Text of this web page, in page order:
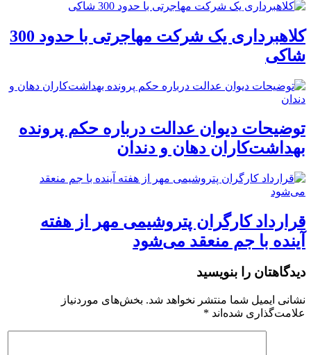
کلاهبرداری یک شرکت مهاجرتی با حدود 300
شاکی
توضیحات دیوان عدالت درباره حکم پرونده
بهداشت‌کاران دهان و دندان
قرارداد کارگران پتروشیمی مهر از هفته
آینده با جم منعقد می‌شود
دیدگاهتان را بنویسید
نشانی ایمیل شما منتشر نخواهد شد. بخش‌های موردنیاز
علامت‌گذاری شده‌اند *